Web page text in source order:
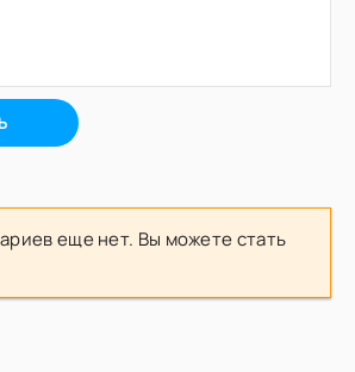
еще нет. Вы можете стать